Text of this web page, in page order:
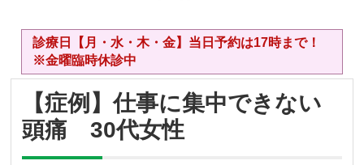
診療日【月・水・木・金】当日予約は17時まで！
※金曜臨時休診中
【症例】仕事に集中できない
頭痛 30代女性